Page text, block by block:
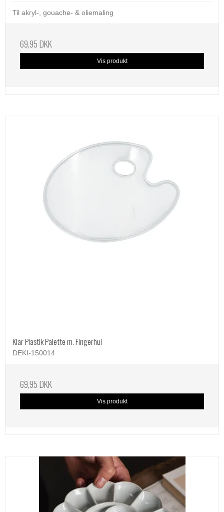
Til akryl-, gouache- & oliemaling
69,95 DKK
Vis produkt
Klar Plastik Palette m. Fingerhul
DEKI-150014
69,95 DKK
Vis produkt